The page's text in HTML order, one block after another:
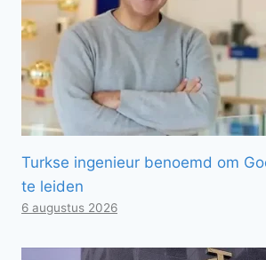
Turkse ingenieur benoemd om
te leiden
6 augustus 2026